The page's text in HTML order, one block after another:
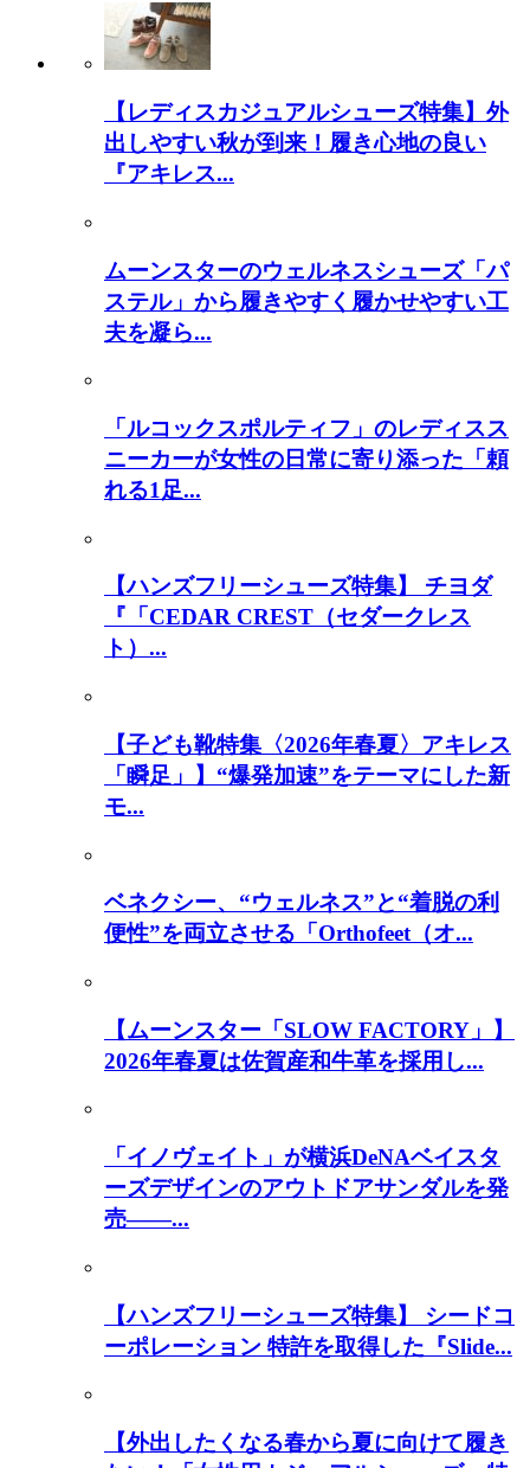
【レディスカジュアルシューズ特集】外
出しやすい秋が到来！履き心地の良い
『アキレス...
ムーンスターのウェルネスシューズ「パ
ステル」から履きやすく履かせやすい工
夫を凝ら...
「ルコックスポルティフ」のレディスス
ニーカーが女性の日常に寄り添った「頼
れる1足...
【ハンズフリーシューズ特集】 チヨダ
『「CEDAR CREST（セダークレス
ト）...
【子ども靴特集〈2026年春夏〉アキレス
「瞬足」】“爆発加速”をテーマにした新
モ...
ベネクシー、“ウェルネス”と“着脱の利
便性”を両立させる「Orthofeet（オ...
【ムーンスター「SLOW FACTORY」】
2026年春夏は佐賀産和牛革を採用し...
「イノヴェイト」が横浜DeNAベイスタ
ーズデザインのアウトドアサンダルを発
売――...
【ハンズフリーシューズ特集】 シードコ
ーポレーション 特許を取得した『Slide...
【外出したくなる春から夏に向けて履き